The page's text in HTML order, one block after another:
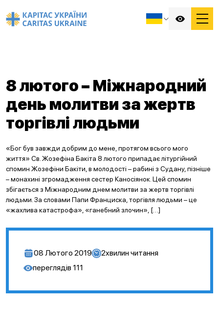
8 лютого – Міжнародний
день молитви за жертв
торгівлі людьми
«Бог був завжди добрим до мене, протягом всього мого
життя» Св. Жозефіна Бакіта 8 лютого припадає літургійний
спомин Жозефіни Бакіти, в молодості – рабині з Судану, пізніше
– монахині згромадження сестер Каносіянок. Цей спомин
збігається з Міжнародним днем молитви за жертв торгівлі
людьми. За словами Папи Франциска, торгівля людьми – це
«жахлива катастрофа», «ганебний злочин», […]
08 Лютого 2019 2хвилин читання
переглядів 111